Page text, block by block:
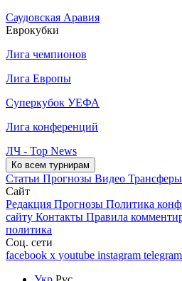
Саудовская Аравия
Еврокубки
Лига чемпионов
Лига Европы
Суперкубок УЕФА
Лига конференций
ЛЧ - Top News
Ко всем турнирам
Статьи Прогнозы Видео Трансферы
Сайт
Редакция Прогнозы Политика
сайту Контакты Правила
политика
Соц. сети
facebook x youtube instagram telegram